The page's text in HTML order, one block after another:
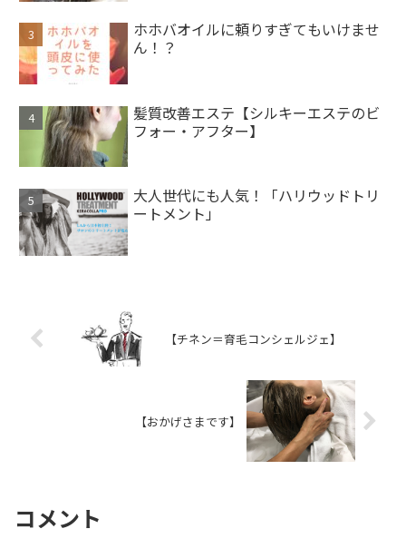
ホホバオイルに頼りすぎてもいけませ
ん！？
髪質改善エステ【シルキーエステのビ
フォー・アフター】
大人世代にも人気！「ハリウッドトリ
ートメント」
【チネン＝育毛コンシェルジェ】
【おかげさまです】
コメント